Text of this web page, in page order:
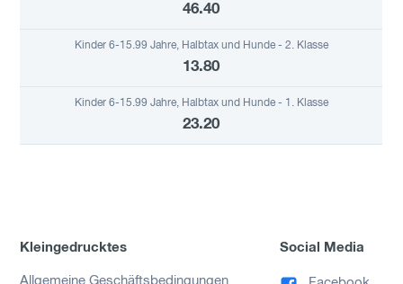
46.40
13.80
23.20
Kleingedrucktes
Allgemeine Geschäftsbedingungen
Social Media